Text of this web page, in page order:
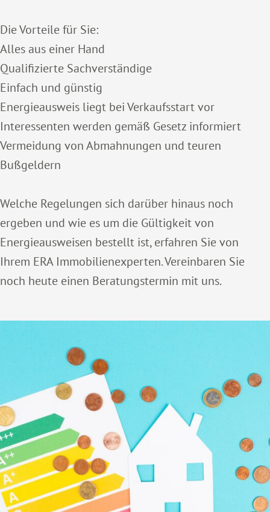
Die Vorteile für Sie:
Alles aus einer Hand
Qualifizierte Sachverständige
Einfach und günstig
Energieausweis liegt bei Verkaufsstart vor
Interessenten werden gemäß Gesetz informiert
Vermeidung von Abmahnungen und teuren
Bußgeldern
Welche Regelungen sich darüber hinaus noch
ergeben und wie es um die Gültigkeit von
Energieausweisen bestellt ist, erfahren Sie von
Ihrem ERA Immobilienexperten. Vereinbaren Sie
noch heute einen Beratungstermin mit uns.